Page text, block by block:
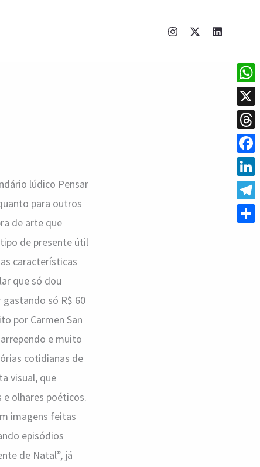
lúdico Pensar
para outros
de arte que
de presente útil
características
que só dou
só R$ 60
por Carmen San
e muito
cotidianas de
visual, que
olhares poéticos.
imagens feitas
episódios
de Natal”, já
X